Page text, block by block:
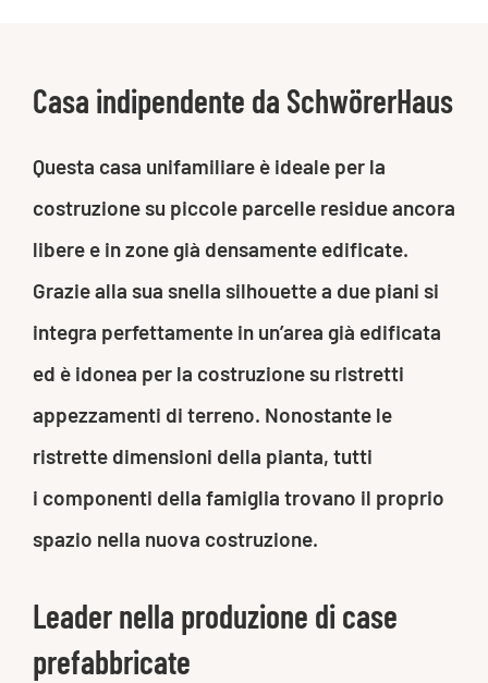
Casa indipendente da SchwörerHaus
Questa casa unifamiliare è ideale per la
costruzione su piccole parcelle residue ancora
libere e in zone già densamente edificate.
Grazie alla sua snella silhouette a due piani si
integra perfettamente in un’area già edificata
ed è idonea per la costruzione su ristretti
appezzamenti di terreno. Nonostante le
ristrette dimensioni della pianta, tutti
i componenti della famiglia trovano il proprio
spazio nella nuova costruzione.
Leader nella produzione di case
prefabbricate